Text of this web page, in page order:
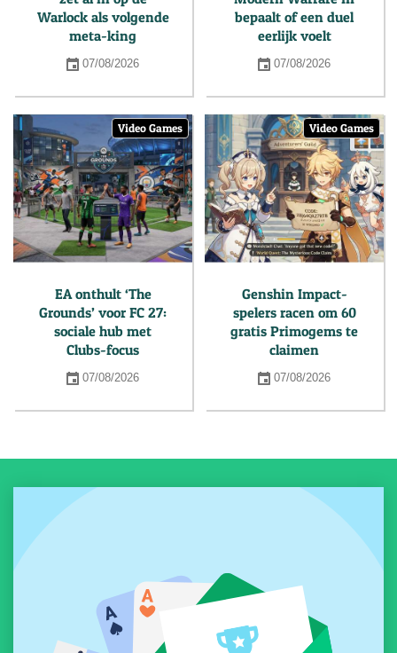
Warlock als volgende
meta-king
07/08/2026
bepaalt of een duel
eerlijk voelt
07/08/2026
Video Games
EA onthult ‘The
Grounds’ voor FC 27:
sociale hub met
Clubs-focus
07/08/2026
Video Games
Genshin Impact-
spelers racen om 60
gratis Primogems te
claimen
07/08/2026